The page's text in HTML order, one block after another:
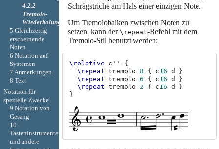
Schrägstriche am Hals einer einzigen Note.
Um Tremolobalken zwischen Noten zu
setzen, kann der \repeat-Befehl mit dem
Tremolo-Stil benutzt werden:
\relative c''
{
\repeat tremolo 8 { c16 d
}
\repeat tremolo 6 { c16 d
}
\repeat tremolo 2 { c16 d
}
}
4.2.2
Tremolo-
Wiederholung
5 Gleichzeitig
erscheinende
Noten
6 Notation auf
Systemen
7 Anmerkungen
8 Text
Notation für
spezielle Zwecke
9 Notation von
Gesang
10
Tasteninstrumente
und andere